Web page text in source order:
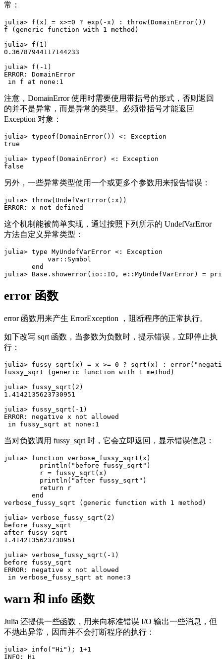
常：
julia> f(x) = x>=0 ? exp(-x) : throw(DomainError())
f (generic function with 1 method)
julia> f(1)
0.36787944117144233
julia> f(-1)
ERROR: DomainError
注意，DomainError 使用时需要使用带括号的形式，否则返回
的并不是异常，而是异常的类型。必须带括号才能返回
Exception 对象：
julia> typeof(DomainError()) <: Exception
true
julia> typeof(DomainError) <: Exception
另外，一些异常类型使用一个或更多个参数用来报告错误：
julia> throw(UndefVarError(:x))
这个机制能被简单实现，通过按照下列所示的 UndefVarError
方法自定义异常类型：
julia> type MyUndefVarError <: Exception
           var::Symbol
       end
error 函数
error 函数用来产生 ErrorException ，阻断程序的正常执行。
如下改写 sqrt 函数，当参数为负数时，提示错误，立即停止执
行：
julia> fussy_sqrt(x) = x >= 0 ? sqrt(x) :
fussy_sqrt (generic function with 1 method)
julia> fussy_sqrt(2)
1.4142135623730951
julia> fussy_sqrt(-1)
ERROR: negative x not allowed
当对负数调用 fussy_sqrt 时，它会立即返回，显示错误信息：
julia> function verbose_fussy_sqrt(x)
         println("before fussy_sqrt")
         r = fussy_sqrt(x)
         println("after fussy_sqrt")
         return r
       end
verbose_fussy_sqrt (generic function with 1 method)
julia> verbose_fussy_sqrt(2)
before fussy_sqrt
after fussy_sqrt
1.4142135623730951
julia> verbose_fussy_sqrt(-1)
before fussy_sqrt
ERROR: negative x not allowed
warn 和 info 函数
Julia 还提供一些函数，用来向标准错误 I/O 输出一些消息，但
不抛出异常，因而并不会打断程序的执行：
julia> info("Hi"); 1+1
INFO: Hi